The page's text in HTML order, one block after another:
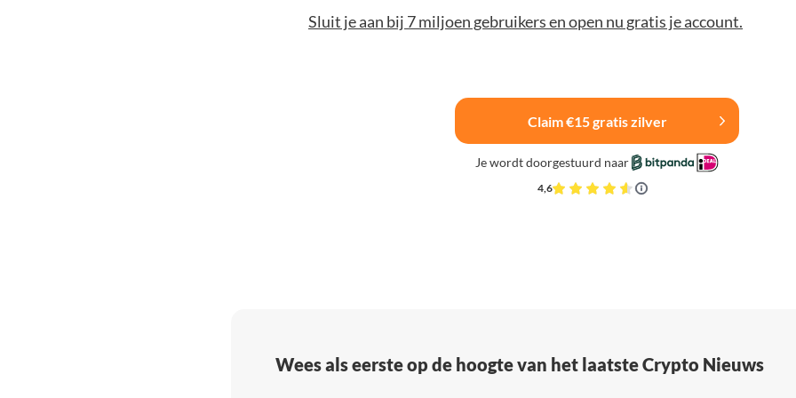
Sluit je aan bij 7 miljoen gebruikers en open nu gratis je account.
Claim €15 gratis zilver
Je wordt doorgestuurd naar
4,6
Wees als eerste op de hoogte van het laatste Crypto Nieuws